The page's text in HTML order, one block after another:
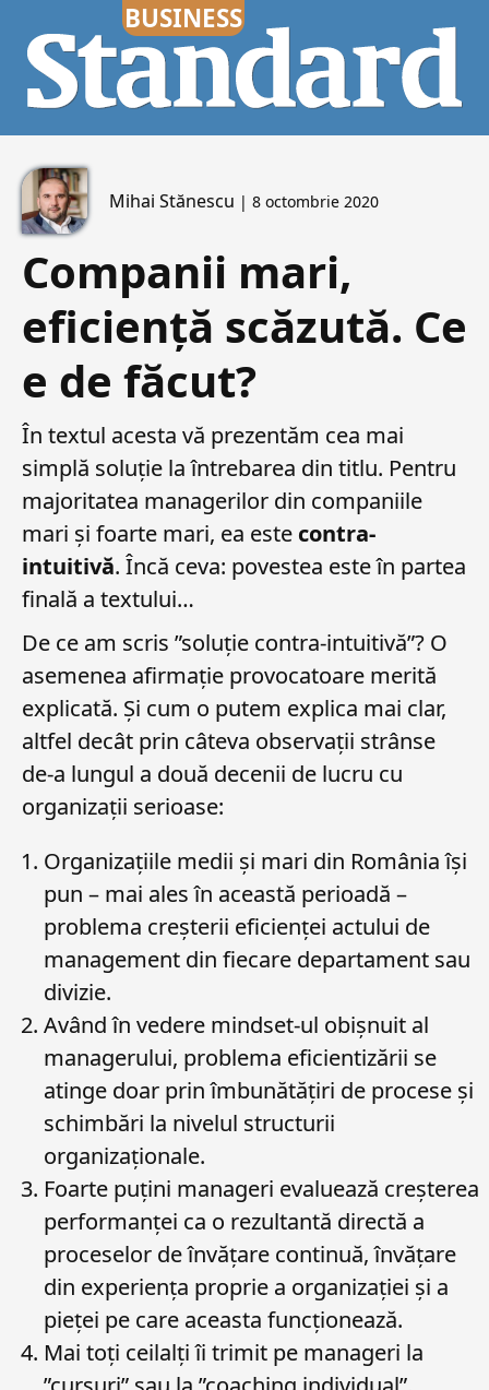
Mihai Stănescu | 8 octombrie 2020
Companii mari,
eficiență scăzută. Ce
e de făcut?
În textul acesta vă prezentăm cea mai
simplă soluție la întrebarea din titlu. Pentru
majoritatea managerilor din companiile
mari și foarte mari, ea este contra-
intuitivă. Încă ceva: povestea este în partea
finală a textului…
De ce am scris ”soluție contra-intuitivă”? O
asemenea afirmație provocatoare merită
explicată. Și cum o putem explica mai clar,
altfel decât prin câteva observații strânse
de-a lungul a două decenii de lucru cu
organizații serioase:
Organizațiile medii și mari din România își
pun – mai ales în această perioadă –
problema creșterii eficienței actului de
management din fiecare departament sau
divizie.
Având în vedere mindset-ul obișnuit al
managerului, problema eficientizării se
atinge doar prin îmbunătățiri de procese și
schimbări la nivelul structurii
organizaționale.
Foarte puțini manageri evaluează creșterea
performanței ca o rezultantă directă a
proceselor de învățare continuă, învățare
din experiența proprie a organizației și a
pieței pe care aceasta funcționează.
Mai toți ceilalți îi trimit pe manageri la